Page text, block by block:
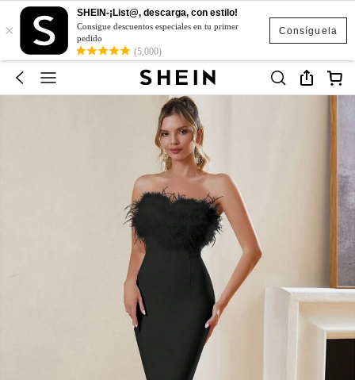
Consíguela
×
SHEIN-¡List@, descarga, con estilo!
Consigue descuentos especiales en tu primer
pedido
(5,000)